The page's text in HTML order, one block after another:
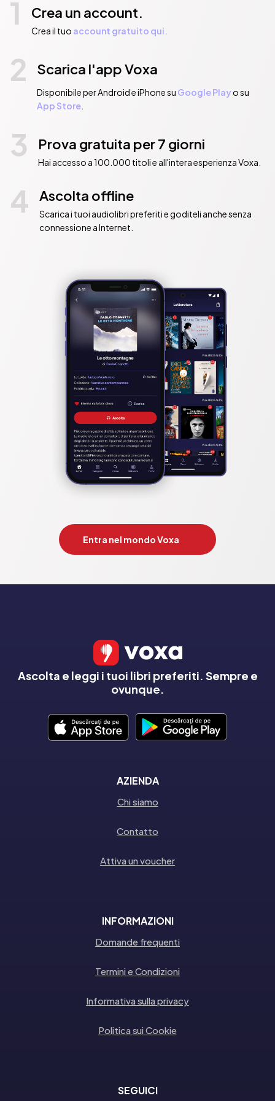
1 Crea un account.
Crea il tuo account gratuito qui.
2 Scarica l'app Voxa
Disponibile per Android e iPhone su Google Playo su
App Store.
3 Prova gratuita per 7 giorni
Hai accesso a 100.000 titoli e all'intera esperienza Voxa.
4 Ascolta offline
Scarica i tuoi audiolibri preferiti e goditeli anche senza
connessione a Internet.
Entra nel mondo Voxa
Ascolta e leggi i tuoi libri preferiti. Sempre e
ovunque.
AZIENDA
Chi siamo
Contatto
Attiva un voucher
INFORMAZIONI
Domande frequenti
Termini e Condizioni
Informativa sulla privacy
Politica sui Cookie
SEGUICI